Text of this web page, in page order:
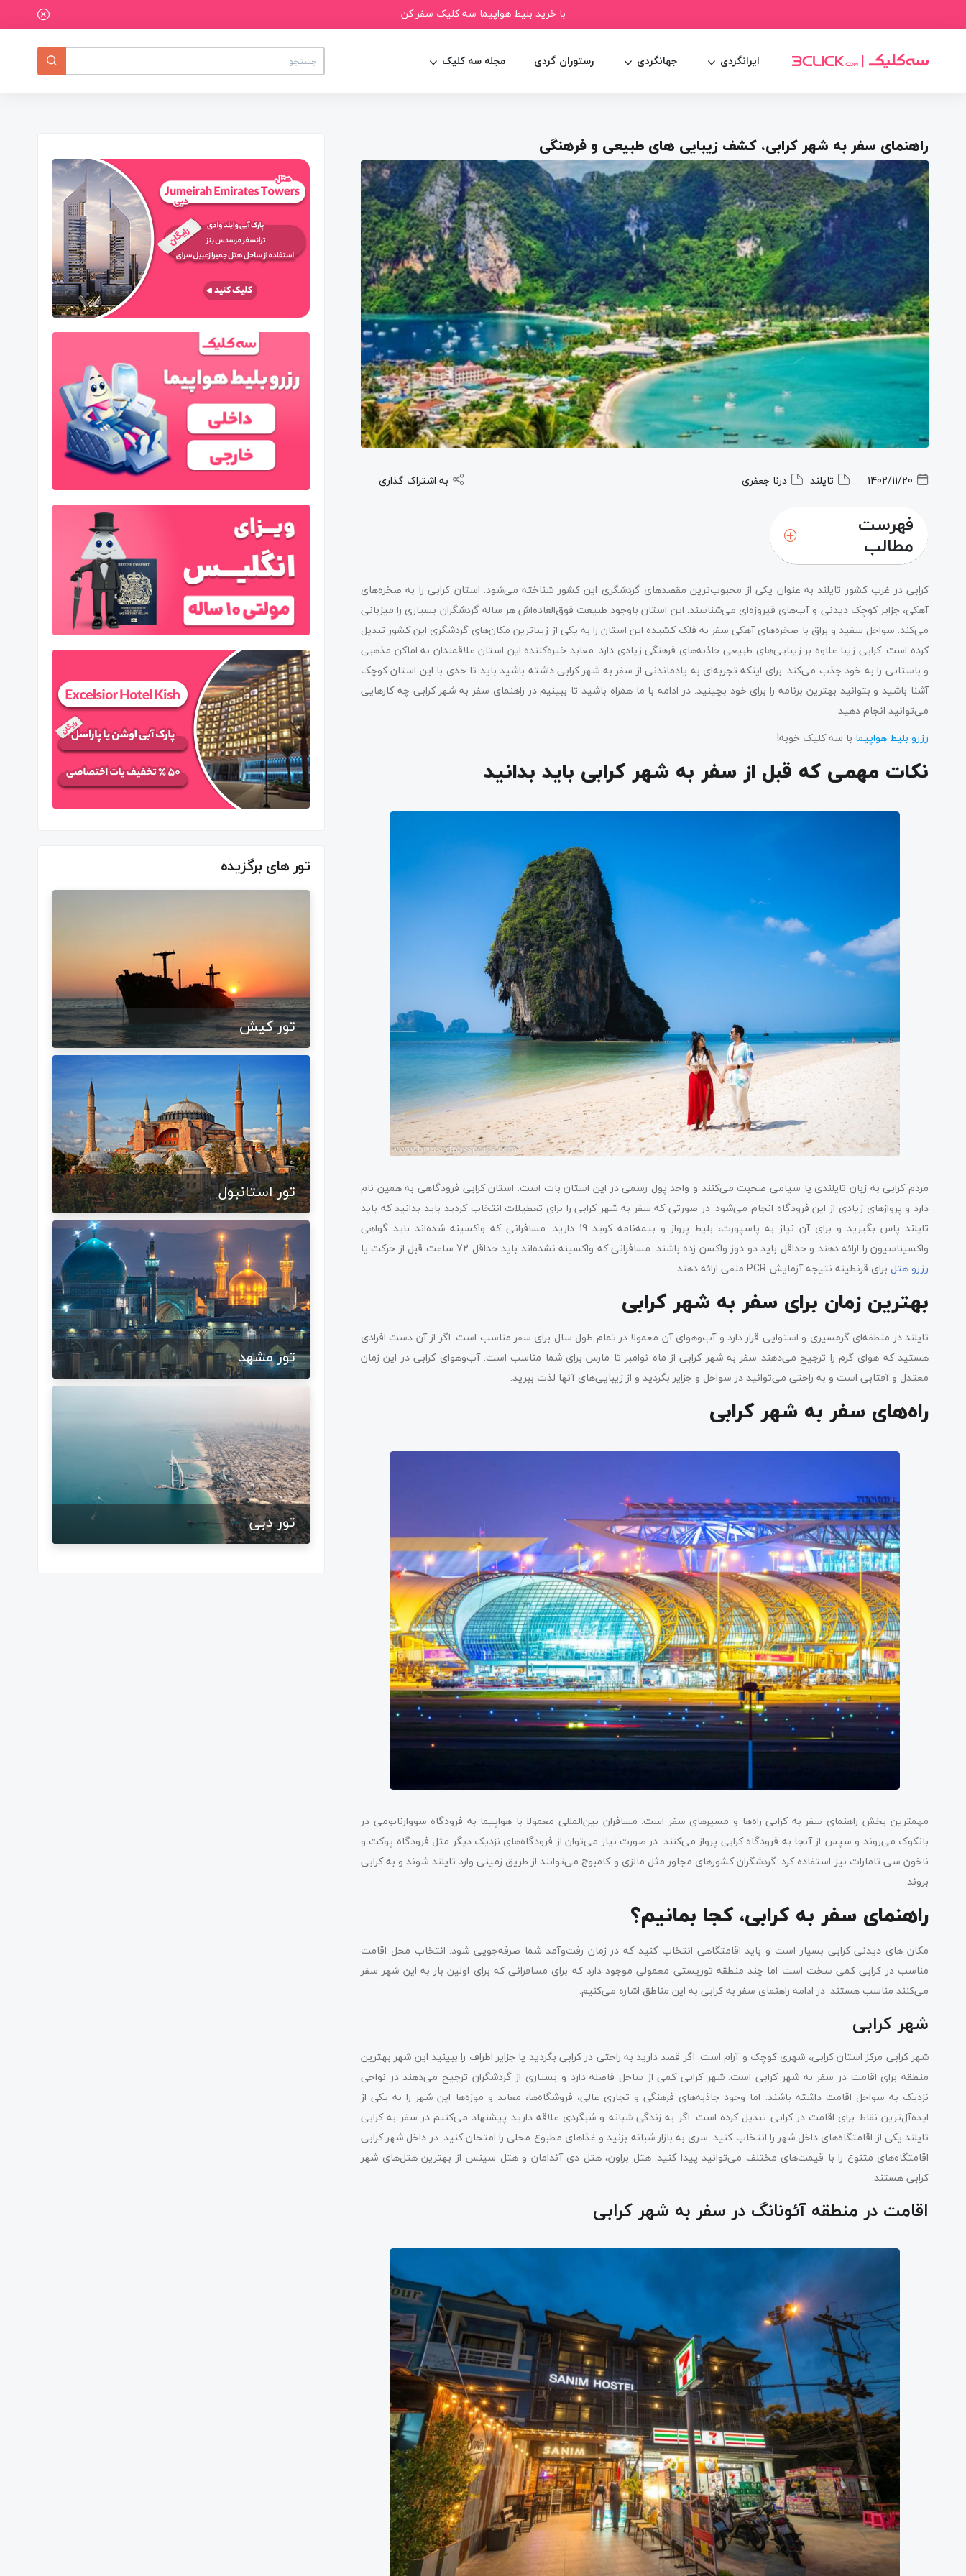
با خرید بلیط هواپیما سه کلیک سفر کن
ایرانگردی جهانگردی رستوران گردی مجله سه کلیک
راهنمای سفر به شهر کرابی، کشف زیبایی های طبیعی و فرهنگی
1402/11/20 تایلند درنا جعفری به اشتراک گذاری
فهرست
مطالب
کرابی در غرب کشور تایلند به عنوان یکی از محبوب‌ترین مقصدهای گردشگری این کشور شناخته می‌شود. استان کرابی را به صخره‌های
آهکی، جزایر کوچک دیدنی و آب‌های فیروزه‌ای می‌شناسند. این استان باوجود طبیعت فوق‌العاده‌اش هر ساله گردشگران بسیاری را میزبانی
می‌کند. سواحل سفید و براق با صخره‌های آهکی سفر به فلک‌ کشیده این استان را به یکی از زیباترین مکان‌های گردشگری این کشور تبدیل
کرده است. کرابی زیبا علاوه بر زیبایی‌های طبیعی جاذبه‌های فرهنگی زیادی دارد. معابد خیره‌کننده این استان علاقمندان به اماکن مذهبی
و باستانی را به خود جذب می‌کند. برای اینکه تجربه‌ای به یادماندنی از سفر به شهر کرابی داشته باشید باید تا حدی با این استان کوچک
آشنا باشید و بتوانید بهترین برنامه‌‌ را برای خود بچینید. در ادامه با ما همراه باشید تا ببینیم در راهنمای سفر به شهر کرابی چه کارهایی
می‌توانید انجام دهید.
رزرو بلیط هواپیما با سه کلیک خوبه!
نکات مهمی که قبل از سفر به شهر کرابی باید بدانید
مردم کرابی به زبان تایلندی یا سیامی صحبت می‌کنند و واحد پول رسمی در این استان بات است. استان کرابی فرودگاهی به همین نام
دارد و پروازهای زیادی از این فرودگاه انجام می‌شود. در صورتی که سفر به شهر کرابی را برای تعطیلات انتخاب کردید باید بدانید که باید
تایلند پاس بگیرید و برای آن نیاز به پاسپورت، بلیط پرواز و بیمه‌نامه کوید 19 دارید. مسافرانی که واکسینه شده‌اند باید گواهی
واکسیناسیون را ارائه دهند و حداقل باید دو دوز واکسن زده باشند. مسافرانی که واکسینه نشده‌اند باید حداقل 72 ساعت قبل از حرکت یا
رزرو هتل برای قرنطینه نتیجه آزمایش PCR منفی ارائه دهند.
بهترین زمان برای سفر به شهر کرابی
تایلند در منطقه‌ای گرمسیری و استوایی قرار دارد و آب‌وهوای آن معمولا در تمام طول سال برای سفر مناسب است. اگر از آن دست افرادی
هستید که هوای گرم را ترجیح می‌دهند سفر به شهر کرابی از ماه نوامبر تا مارس برای شما مناسب است. آب‌وهوای کرابی در این زمان
معتدل و آفتابی است و به راحتی می‌توانید در سواحل و جزایر بگردید و از زیبایی‌های آنها لذت ببرید.
راه‌های سفر به شهر کرابی
مهمترین بخش راهنمای سفر به کرابی راه‌ها و مسیرهای سفر است. مسافران بین‌المللی معمولا با هواپیما به فرودگاه سووارنابومی در
بانکوک می‌روند و سپس از آنجا به فرودگاه کرابی پرواز می‌کنند. در صورت نیاز می‌توان از فرودگاه‌های نزدیک دیگر مثل فرودگاه پوکت و
ناخون سی تامارات نیز استفاده کرد. گردشگران کشورهای مجاور مثل مالزی و کامبوج می‌توانند از طریق زمینی وارد تایلند شوند و به کرابی
بروند.
راهنمای سفر به کرابی، کجا بمانیم؟
مکان های دیدنی کرابی بسیار است و باید اقامتگاهی انتخاب کنید که در زمان رفت‌وآمد شما صرفه‌جویی شود. انتخاب محل اقامت
مناسب در کرابی کمی سخت است اما چند منطقه توریستی معمولی موجود دارد که برای مسافرانی که برای اولین بار به این شهر سفر
می‌کنند مناسب هستند. در ادامه راهنمای سفر به کرابی به این مناطق اشاره می‌کنیم.
شهر کرابی
شهر کرابی مرکز استان کرابی، شهری کوچک و آرام است. اگر قصد دارید به راحتی در کرابی بگردید یا جزایر اطراف را ببینید این شهر بهترین
منطقه برای اقامت در سفر به شهر کرابی است. شهر کرابی کمی از ساحل فاصله دارد و بسیاری از گردشگران ترجیح می‌دهند در نواحی
نزدیک به سواحل اقامت داشته باشند. اما وجود جاذبه‌های فرهنگی و تجاری عالی، فروشگاه‌ها، معابد و موزه‌ها این شهر را به یکی از
ایده‌آل‌ترین نقاط برای اقامت در کرابی تبدیل کرده است. اگر به زندگی شبانه و شبگردی علاقه دارید پیشنهاد می‌کنیم در سفر به کرابی
تایلند یکی از اقامتگاه‌های داخل شهر را انتخاب کنید. سری به بازار شبانه بزنید و غذاهای مطبوع محلی را امتحان کنید. در داخل شهر کرابی
اقامتگاه‌های متنوع را با قیمت‌های مختلف می‌توانید پیدا کنید. هتل براون، هتل دی‌ آندامان و هتل سینس از بهترین هتل‌های شهر
کرابی هستند.
اقامت در منطقه آئونانگ در سفر به شهر کرابی
تور های برگزیده
تور کیش
تور استانبول
تور مشهد
تور دبی